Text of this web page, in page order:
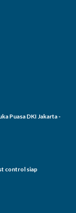
Puasa DKI Jakarta -
control siap